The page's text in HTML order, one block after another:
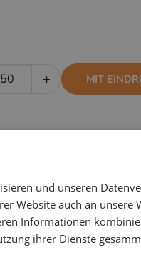
+ MIT
+ OHNE
und unseren
Website auch an unsere
Informationen
ihrer Dienste